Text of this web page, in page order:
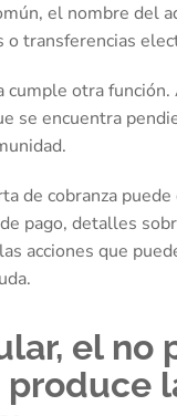
el nombre del
o transferencias
cumple otra
se encuentra
de cobranza
pago, detalles
acciones que
el no